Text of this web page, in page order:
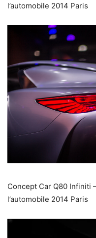
l’automobile 2014 Paris
Concept Car Q80 Infiniti
l’automobile 2014 Paris